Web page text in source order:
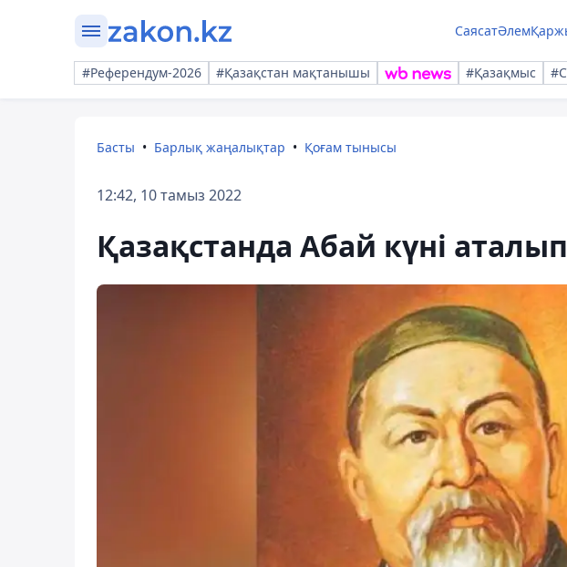
СаясатӘлем
#Референдум-2026 #Қазақстан мақтанышы #Қазақмыс
Басты Барлық жаңалықтар Қоғам тынысы
12:42, 10 тамыз 2022
Қазақстанда Абай күні